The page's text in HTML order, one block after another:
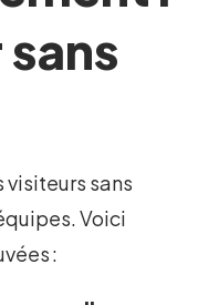
sans
Voici
: